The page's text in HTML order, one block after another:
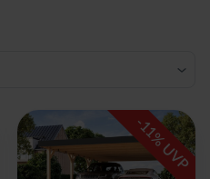
-
11
% UVP